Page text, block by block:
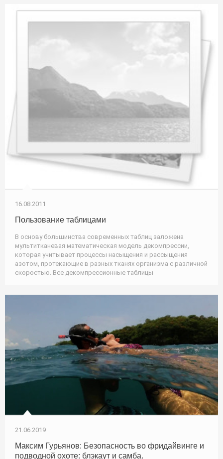
16.08.2011
Пользование таблицами
В основу большинства современных таблиц заложена
мультитканевая математическая модель декомпрессии,
которая учитывает процессы насыщения и рассыщения
азотом, протекающие в разных тканях организма с различной
скоростью. Все декомпрессионные таблицы
21.06.2019
Максим Гурьянов: Безопасность во фридайвинге и
подводной охоте: блэкаут и самба.